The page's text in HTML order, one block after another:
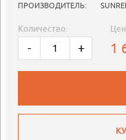
ПРОИЗВОДИТЕЛЬ: SUNREI
Количество:
- + 1